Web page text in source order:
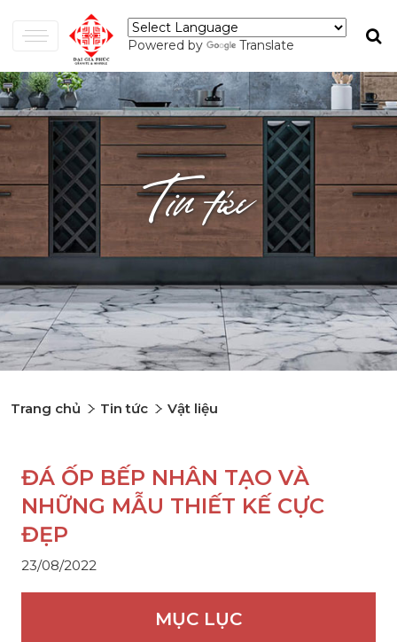
Powered by Translate
Tin tức
Trang chủ Tin tức Vật liệu
ĐÁ ỐP BẾP NHÂN TẠO VÀ
NHỮNG MẪU THIẾT KẾ CỰC
ĐẸP
23/08/2022
MỤC LỤC